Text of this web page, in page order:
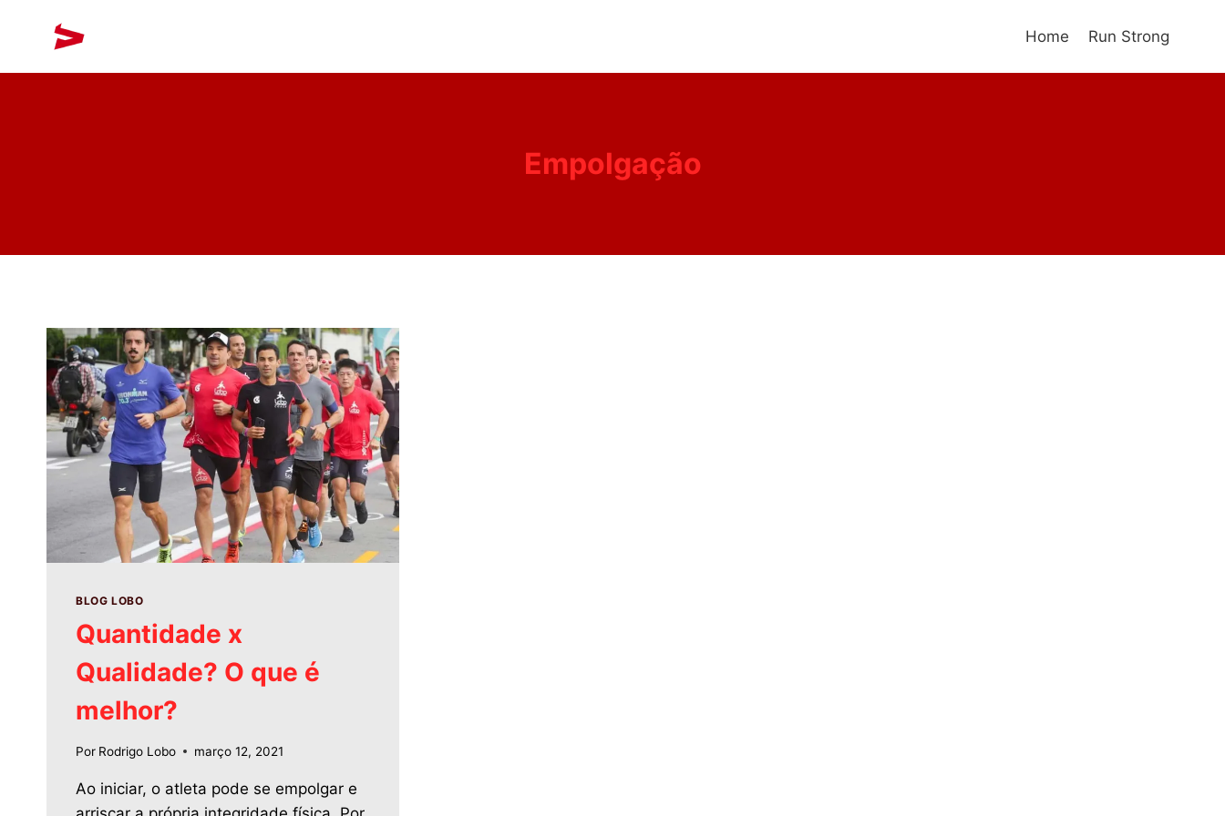
Home Run Strong
Empolgação
BLOG LOBO
Quantidade x
Qualidade? O que é
melhor?
Por Rodrigo Lobo março 12, 2021
Ao iniciar, o atleta pode se empolgar e